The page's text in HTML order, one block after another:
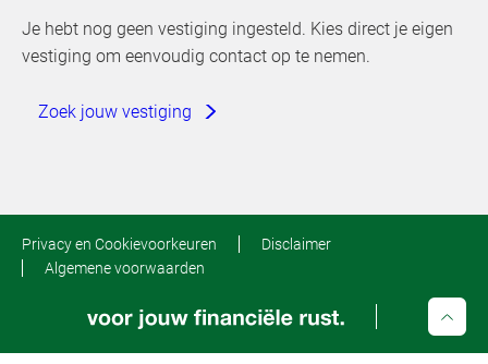
Je hebt nog geen vestiging ingesteld. Kies direct je eigen
vestiging om eenvoudig contact op te nemen.
Zoek jouw vestiging
Privacy en Cookievoorkeuren
Disclaimer
Algemene voorwaarden